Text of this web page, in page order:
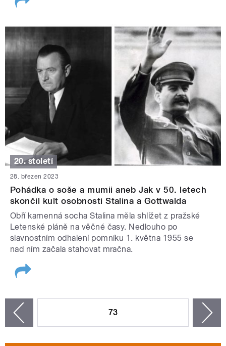
20. století
28. březen 2023
Pohádka o soše a mumii aneb Jak v 50. letech
skončil kult osobnosti Stalina a Gottwalda
Obří kamenná socha Stalina měla shlížet z pražské
Letenské pláně na věčné časy. Nedlouho po
slavnostním odhalení pomníku 1. května 1955 se
nad ním začala stahovat mračna.
73